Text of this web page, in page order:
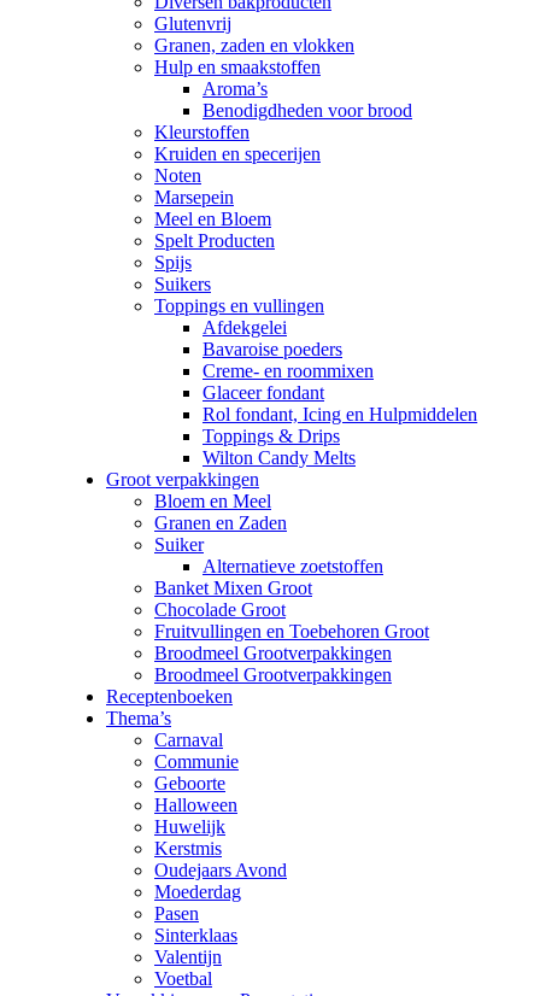
Glutenvrij
Granen, zaden en vlokken
Hulp en smaakstoffen
Aroma’s
Benodigdheden voor brood
Kleurstoffen
Kruiden en specerijen
Noten
Marsepein
Meel en Bloem
Spelt Producten
Spijs
Suikers
Toppings en vullingen
Afdekgelei
Bavaroise poeders
Creme- en roommixen
Glaceer fondant
Rol fondant, Icing en Hulpmiddelen
Toppings & Drips
Wilton Candy Melts
Groot verpakkingen
Bloem en Meel
Granen en Zaden
Suiker
Alternatieve zoetstoffen
Banket Mixen Groot
Chocolade Groot
Fruitvullingen en Toebehoren Groot
Broodmeel Grootverpakkingen
Broodmeel Grootverpakkingen
Receptenboeken
Thema’s
Carnaval
Communie
Geboorte
Halloween
Huwelijk
Kerstmis
Oudejaars Avond
Moederdag
Pasen
Sinterklaas
Valentijn
Voetbal